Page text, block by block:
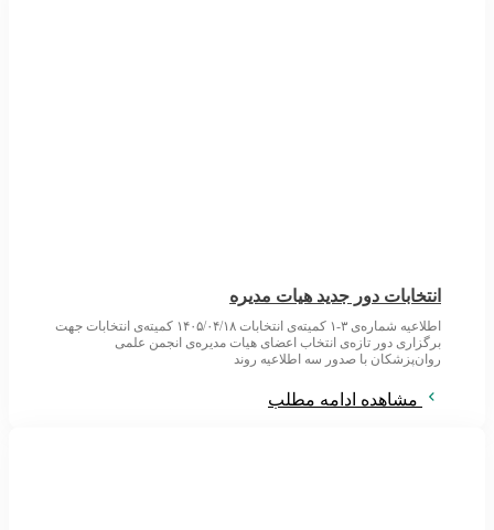
انتخابات دور جدید هیات مدیره
اطلاعیه شماره‌ی ۳-۱ کمیته‌ی انتخابات ۱۴۰۵/۰۴/۱۸ کمیته‌ی انتخابات جهت
برگزاری دور تازه‌ی انتخاب اعضای هیات مدیره‌ی انجمن علمی
روان‌پزشکان با صدور سه اطلاعیه روند
مشاهده ادامه مطلب